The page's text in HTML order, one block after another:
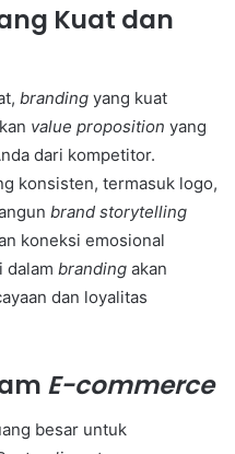
Kuat dan
branding yang kuat
value proposition yang
dari kompetitor.
konsisten, termasuk logo,
brand storytelling
koneksi emosional
dalam branding akan
dan loyalitas
E-commerce
besar untuk